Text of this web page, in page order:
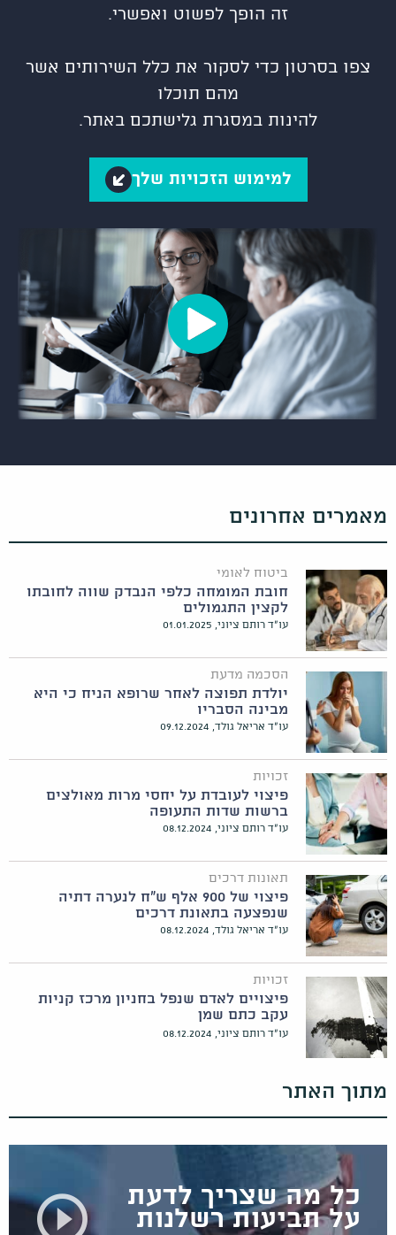
זה הופך לפשוט ואפשרי.
צפו בסרטון כדי לסקור את כלל השירותים אשר
מהם תוכלו
להינות במסגרת גלישתכם באתר.
למימוש הזכויות שלך
מאמרים אחרונים
ביטוח לאומי
חובת המומחה כלפי הנבדק שווה לחובתו
לקצין התגמולים
עו"ד רותם ציוני, 01.01.2025
הסכמה מדעת
יולדת תפוצה לאחר שרופא הניח כי היא
מבינה הסבריו
עו"ד אריאל גולד, 09.12.2024
זכויות
פיצוי לעובדת על יחסי מרות מאולצים
ברשות שדות התעופה
עו"ד רותם ציוני, 08.12.2024
תאונות דרכים
פיצוי של 900 אלף ש"ח לנערה דתיה
שנפצעה בתאונת דרכים
עו"ד אריאל גולד, 08.12.2024
זכויות
פיצויים לאדם שנפל בחניון מרכז קניות
עקב כתם שמן
עו"ד רותם ציוני, 08.12.2024
מתוך האתר
כל מה שצריך לדעת
על תביעות רשלנות